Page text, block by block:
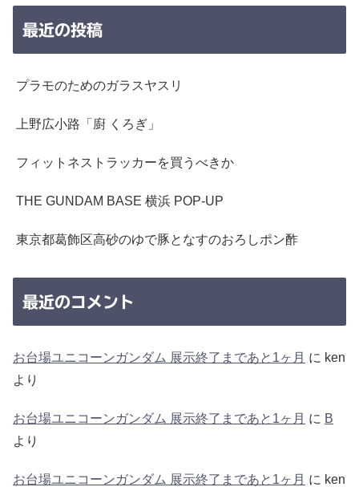
最近の投稿
プラモのためのガラスヤスリ
上野広小路「廚 くろぎ」
フィットネストラッカーを買うべきか
THE GUNDAM BASE 横浜 POP-UP
東京都葛飾区高砂のゆで豚となすのおろしポン酢
最近のコメント
お台場ユニコーンガンダム 展示終了まであと1ヶ月 に ken
より
お台場ユニコーンガンダム 展示終了まであと1ヶ月 に B
より
お台場ユニコーンガンダム 展示終了まであと1ヶ月 に ken